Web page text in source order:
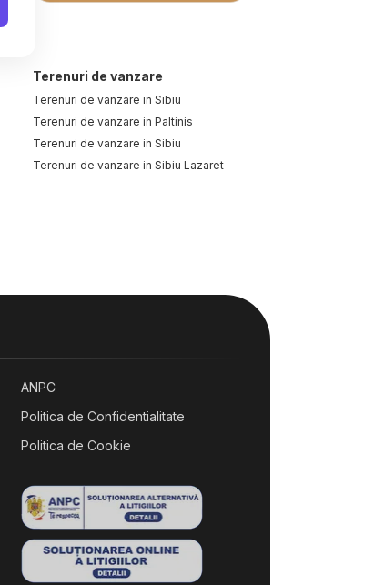
Terenuri de vanzare
Terenuri de vanzare in Sibiu
Terenuri de vanzare in Paltinis
Terenuri de vanzare in Sibiu
Terenuri de vanzare in Sibiu Lazaret
ANPC
Politica de Confidentialitate
Politica de Cookie